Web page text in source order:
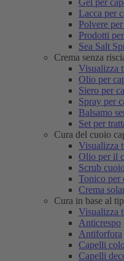
Gel per
Lacca per
Polvere
Prodotti
Sea Salt
Crema senza
Visualizza
Olio per
Siero per
Spray per
Balsamo
Set per
Cura del cuoio
Visualizza
Olio per il
Scrub
Tonico per
Crema
Cura in base al
Visualizza
Anticrespo
Antiforfora
Capelli
Capelli